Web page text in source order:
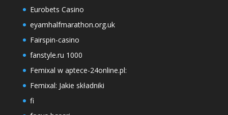
Eurobets Casino
eyamhalfmarathon.org.uk
Fairspin-casino
fanstyle.ru 1000
Femixal w aptece-24online.pl:
Femixal: Jakie składniki
fi